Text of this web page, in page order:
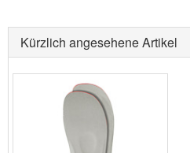
Kürzlich angesehene Artikel